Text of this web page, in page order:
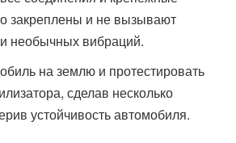
закреплены и не вызывают
необычных вибраций.
на землю и протестировать
сделав несколько
устойчивость автомобиля.